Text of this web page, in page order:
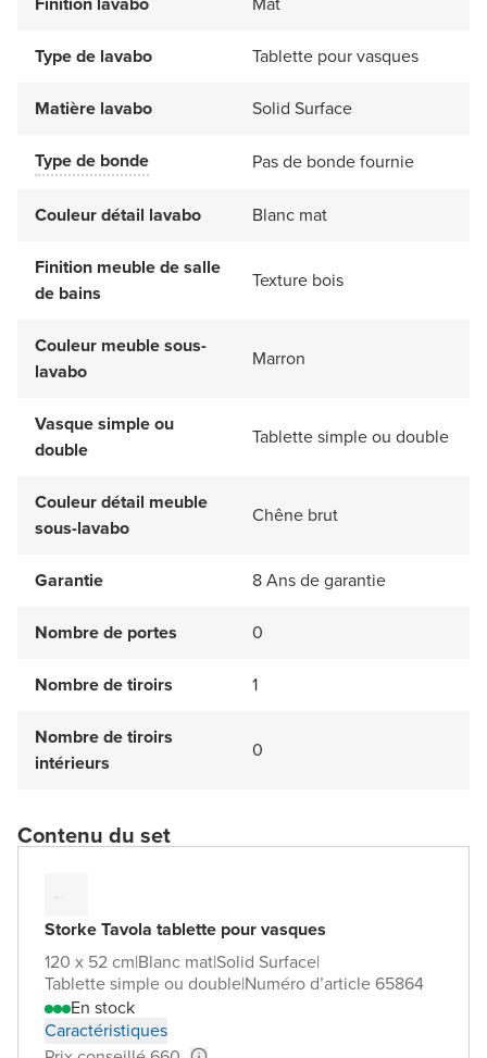
Type de lavabo Tablette pour vasques
Matière lavabo Solid Surface
Type de bonde Pas de bonde fournie
Couleur détail lavabo Blanc mat
Finition meuble de salle
de bains
Texture bois
Couleur meuble sous-
lavabo
Marron
Vasque simple ou
double
Tablette simple ou double
Couleur détail meuble
sous-lavabo
Chêne brut
Garantie 8 Ans de garantie
Nombre de portes 0
Nombre de tiroirs 1
Nombre de tiroirs
intérieurs
0
Contenu du set
Storke Tavola tablette pour vasques
120 x 52 cm|Blanc mat|Solid Surface|
Tablette simple ou double|Numéro d’article 65864
En stock
Caractéristiques